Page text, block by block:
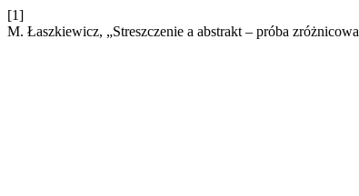
[1]
M. Łaszkiewicz, „Streszczenie a abstrakt – próba